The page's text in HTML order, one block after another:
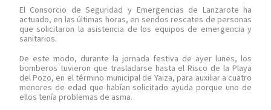
El Consorcio de Seguridad y Emergencias de Lanzarote ha
actuado, en las últimas horas, en sendos rescates de personas
que solicitaron la asistencia de los equipos de emergencia y
sanitarios.
De este modo, durante la jornada festiva de ayer lunes, los
bomberos tuvieron que trasladarse hasta el Risco de la Playa
del Pozo, en el término municipal de Yaiza, para auxiliar a cuatro
menores de edad que habían solicitado ayuda porque uno de
ellos tenía problemas de asma.